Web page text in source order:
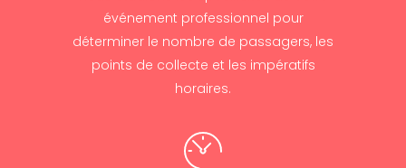
événement professionnel pour
déterminer le nombre de passagers, les
points de collecte et les impératifs
horaires.